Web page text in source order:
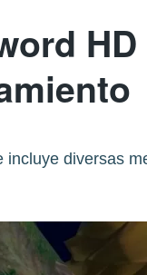
diversas